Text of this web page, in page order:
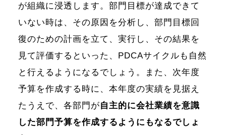
が組織に浸透します。部門目標が達成できて
いない時は、その原因を分析し、部門目標回
復のための計画を立て、実行し、その結果を
見て評価するといった、PDCAサイクルも自然
と行えるようになるでしょう。また、次年度
予算を作成する時に、本年度の実績を見据え
たうえで、各部門が自主的に会社業績を意識
した部門予算を作成するようにもなるでしょ